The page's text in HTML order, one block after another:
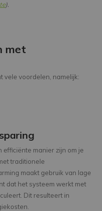
).
met
vele voordelen, namelijk:
manier zijn om je
traditionele
maakt gebruik van lage
dat het systeem werkt met
Dit resulteert in